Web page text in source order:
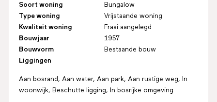
Soort woning
Bungalow
Type woning
Vrijstaande woning
Kwaliteit woning
Fraai aangelegd
Bouwjaar
1957
Bouwvorm
Bestaande bouw
Liggingen
Aan bosrand, Aan water, Aan park, Aan rustige weg, In
woonwijk, Beschutte ligging, In bosrijke omgeving